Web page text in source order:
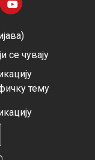
)
се чувају
тему